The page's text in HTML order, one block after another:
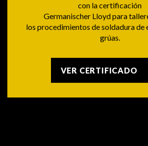
con la certificación
Germanischer Lloyd para
los procedimientos de soldadura de
grúas.
VER CERTIFICADO